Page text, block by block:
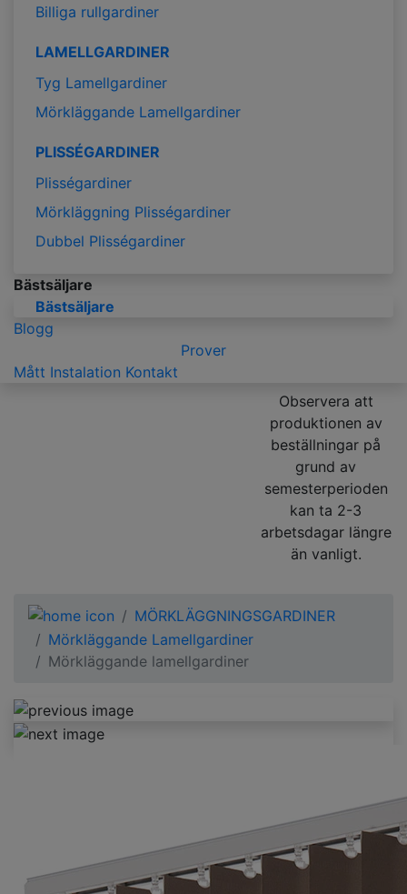
Billiga rullgardiner
LAMELLGARDINER
Tyg Lamellgardiner
Mörkläggande Lamellgardiner
PLISSÉGARDINER
Plisségardiner
Mörkläggning Plisségardiner
Dubbel Plisségardiner
Bästsäljare
Bästsäljare
Blogg
Prover
Mått Instalation Kontakt
Observera att
produktionen av
beställningar på
grund av
semesterperioden
kan ta 2-3
arbetsdagar längre
än vanligt.
MÖRKLÄGGNINGSGARDINER
Mörkläggande Lamellgardiner
Mörkläggande lamellgardiner